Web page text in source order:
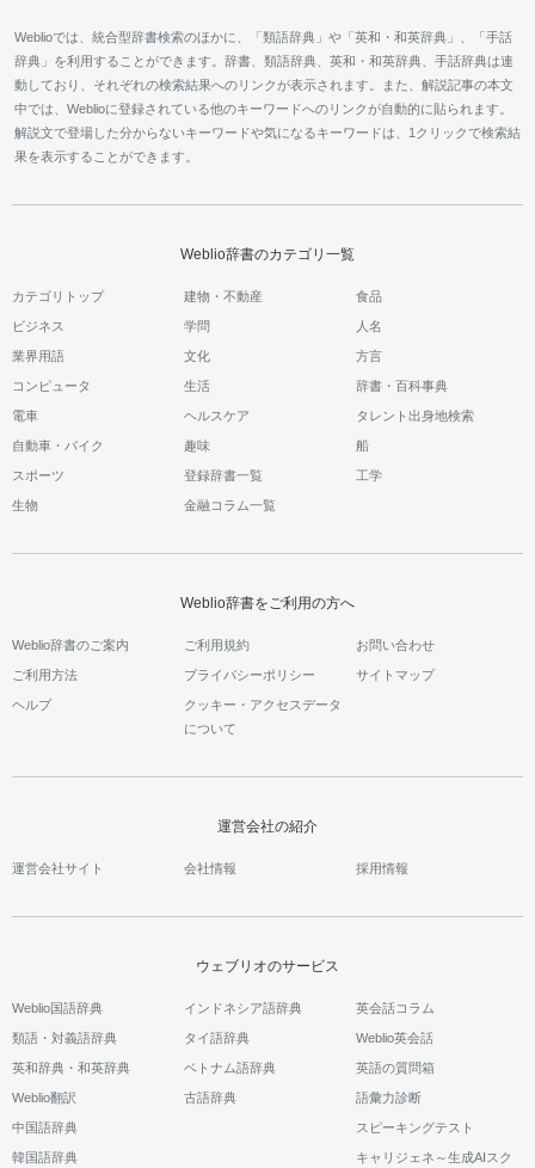
Weblioでは、統合型辞書検索のほかに、「類語辞典」や「英和・和英辞典」、「手話
辞典」を利用することができます。辞書、類語辞典、英和・和英辞典、手話辞典は連
動しており、それぞれの検索結果へのリンクが表示されます。また、解説記事の本文
中では、Weblioに登録されている他のキーワードへのリンクが自動的に貼られます。
解説文で登場した分からないキーワードや気になるキーワードは、1クリックで検索結
果を表示することができます。
Weblio辞書のカテゴリ一覧
カテゴリトップ 建物・不動産 食品
ビジネス 学問 人名
業界用語 文化 方言
コンピュータ 生活 辞書・百科事典
電車 ヘルスケア タレント出身地検索
自動車・バイク 趣味 船
スポーツ 登録辞書一覧 工学
生物 金融コラム一覧
Weblio辞書をご利用の方へ
Weblio辞書のご案内 ご利用規約 お問い合わせ
ご利用方法 プライバシーポリシー サイトマップ
ヘルプ
クッキー・アクセスデータ
について
運営会社の紹介
運営会社サイト 会社情報 採用情報
ウェブリオのサービス
Weblio国語辞典
類語・対義語辞典
英和辞典・和英辞典
Weblio翻訳
中国語辞典
韓国語辞典
インドネシア語辞典
タイ語辞典
ベトナム語辞典
古語辞典
英会話コラム
Weblio英会話
英語の質問箱
語彙力診断
スピーキングテスト
キャリジェネ～生成AIスク